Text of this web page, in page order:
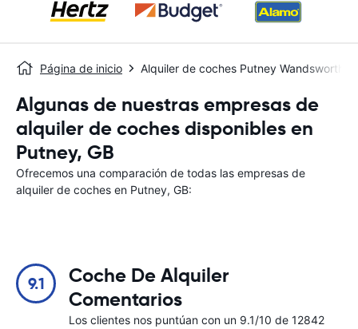
Página de inicio Alquiler de coches Putney Wandsworth
Algunas de nuestras empresas de
alquiler de coches disponibles en
Putney, GB
Ofrecemos una comparación de todas las empresas de
alquiler de coches en Putney, GB:
9.1
Coche De Alquiler
Comentarios
Los clientes nos puntúan con un 9.1/10 de 12842